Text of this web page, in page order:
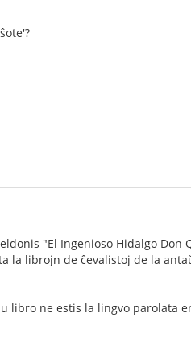
"El Ingenioso Hidalgo
la librojn de ĉevalistoj de la
libro ne estis la lingvo